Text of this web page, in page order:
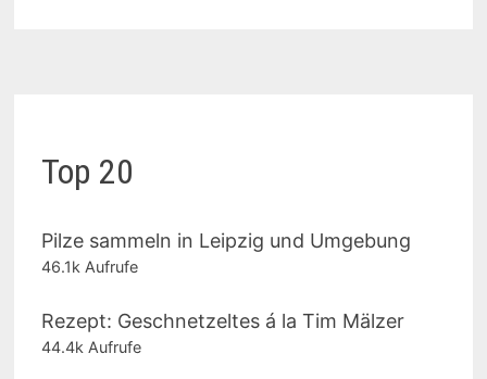
Top 20
Pilze sammeln in Leipzig und Umgebung
46.1k Aufrufe
Rezept: Geschnetzeltes á la Tim Mälzer
44.4k Aufrufe